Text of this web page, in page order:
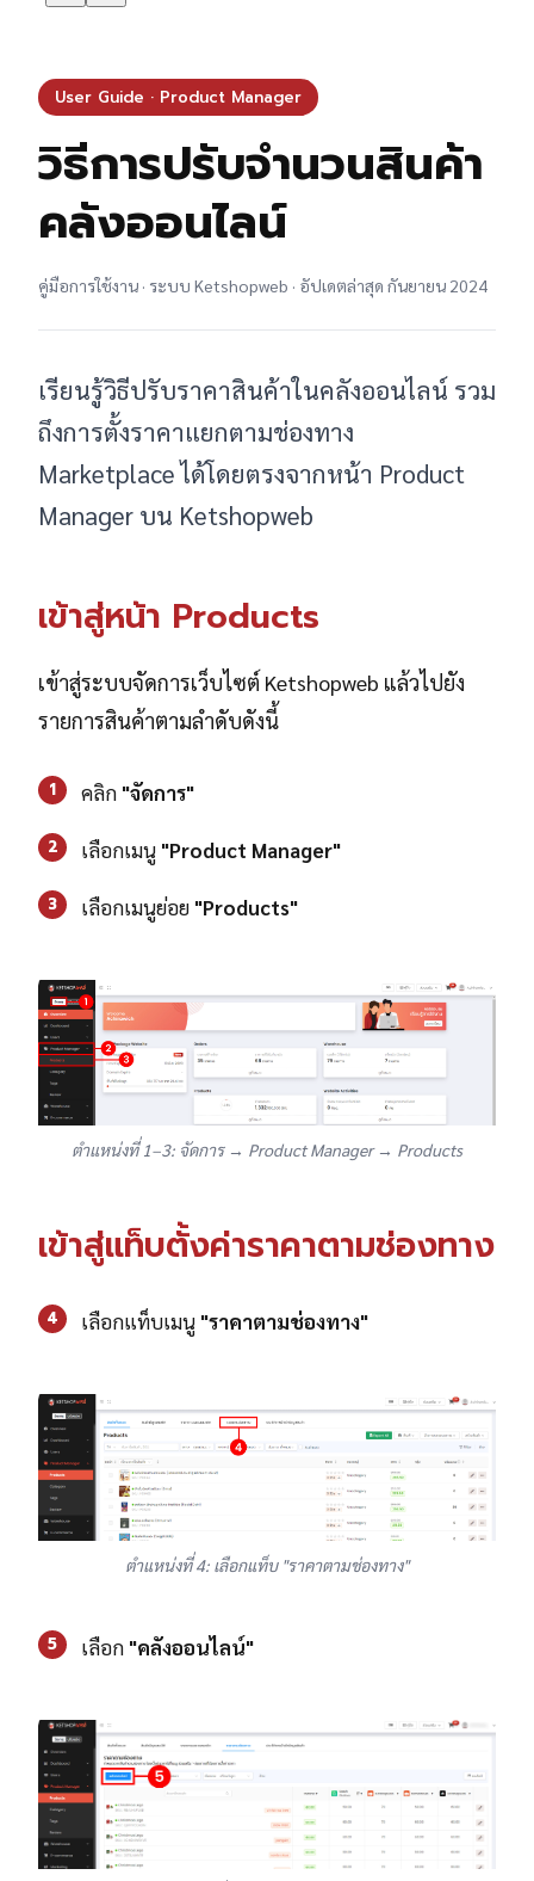
User Guide · Product Manager
วิธีการปรับจำนวนสินค้า
คลังออนไลน์
คู่มือการใช้งาน · ระบบ Ketshopweb · อัปเดตล่าสุด กันยายน 2024
เรียนรู้วิธีปรับราคาสินค้าในคลังออนไลน์ รวม
ถึงการตั้งราคาแยกตามช่องทาง
Marketplace ได้โดยตรงจากหน้า Product
Manager บน Ketshopweb
เข้าสู่หน้า Products
เข้าสู่ระบบจัดการเว็บไซต์ Ketshopweb แล้วไปยัง
รายการสินค้าตามลำดับดังนี้
1 คลิก "จัดการ"
2 เลือกเมนู "Product Manager"
3 เลือกเมนูย่อย "Products"
ตำแหน่งที่ 1–3: จัดการ → Product Manager → Products
เข้าสู่แท็บตั้งค่าราคาตามช่องทาง
4 เลือกแท็บเมนู "ราคาตามช่องทาง"
ตำแหน่งที่ 4: เลือกแท็บ "ราคาตามช่องทาง"
5 เลือก "คลังออนไลน์"